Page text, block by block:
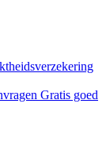
Gratis goed